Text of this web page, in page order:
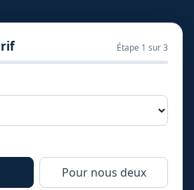
Étape 1 sur 3
Pour nous deux